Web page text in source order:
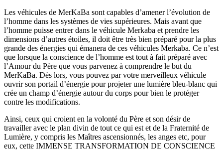
Les véhicules de MerKaBa sont capables d’amener l’évolution de
l’homme dans les systèmes de vies supérieures. Mais avant que
l’homme puisse entrer dans le véhicule Merkaba et prendre les
dimensions d’autres étoiles, il doit être très bien préparé pour la plus
grande des énergies qui émanera de ces véhicules Merkaba. Ce n’est
que lorsque la conscience de l’homme est tout à fait préparé avec
l’Amour du Père que vous parvenez à comprendre le but du
MerKaBa. Dès lors, vous pouvez par votre merveilleux véhicule
ouvrir son portail d’énergie pour projeter une lumière bleu-blanc qui
crée un champ d’énergie autour du corps pour bien le protéger
contre les modifications.
Ainsi, ceux qui croient en la volonté du Père et son désir de
travailler avec le plan divin de tout ce qui est et de la Fraternité de
Lumière, y compris les Maîtres ascensionnés, les anges etc, pour
eux, cette IMMENSE TRANSFORMATION DE CONSCIENCE